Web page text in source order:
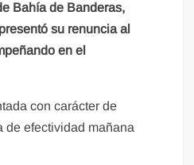
Bahía de Banderas,
su renuncia al
en el
con carácter de
de efectividad mañana